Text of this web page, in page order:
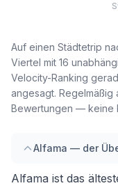
Auf einen Städtetrip
Viertel mit 16
Velocity-Ranking
angesagt. Regelmäßig
Bewertungen — keine
Alfama — der
Alfama ist das